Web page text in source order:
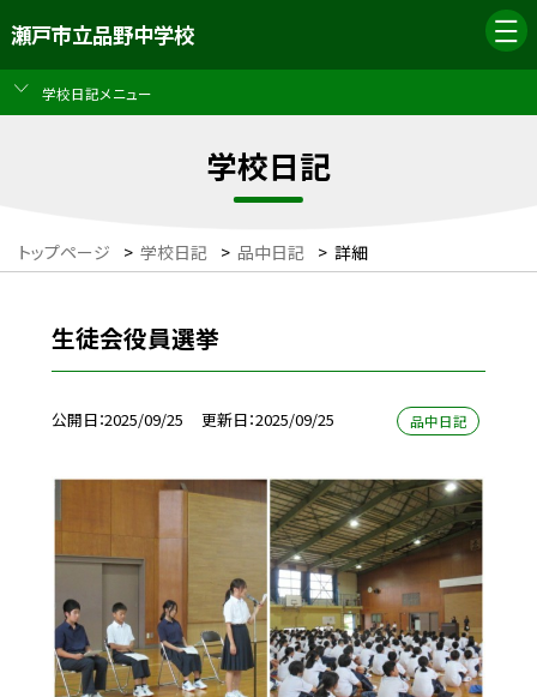
瀬戸市立品野中学校
学校日記メニュー
学校日記
トップページ > 学校日記 > 品中日記 > 詳細
生徒会役員選挙
公開日 2025/09/25 更新日 2025/09/25 品中日記